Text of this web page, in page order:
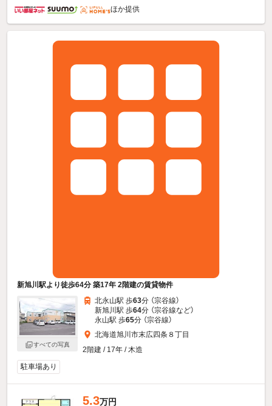
ほか提供
新旭川駅より徒歩64分 築17年 2階建の賃貸物件
すべての写真
北永山駅 歩63分 （宗谷線）
新旭川駅 歩64分 （宗谷線など）
永山駅 歩65分 （宗谷線）
北海道旭川市末広四条８丁目
2階建 / 17年 / 木造
駐車場あり
5.3万円